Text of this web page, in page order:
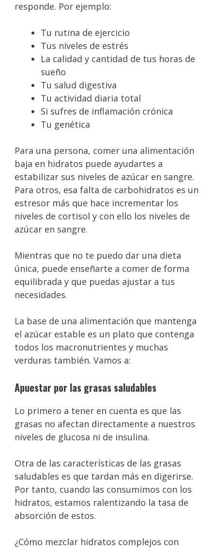
responde. Por ejemplo:
Tu rutina de ejercicio
Tus niveles de estrés
La calidad y cantidad de tus horas de
sueño
Tu salud digestiva
Tu actividad diaria total
Si sufres de inflamación crónica
Tu genética
Para una persona, comer una alimentación
baja en hidratos puede ayudartes a
estabilizar sus niveles de azúcar en sangre.
Para otros, esa falta de carbohidratos es un
estresor más que hace incrementar los
niveles de cortisol y con ello los niveles de
azúcar en sangre.
Mientras que no te puedo dar una dieta
única, puede enseñarte a comer de forma
equilibrada y que puedas ajustar a tus
necesidades.
La base de una alimentación que mantenga
el azúcar estable es un plato que contenga
todos los macronutrientes y muchas
verduras también. Vamos a:
Apuestar por las grasas saludables
Lo primero a tener en cuenta es que las
grasas no afectan directamente a nuestros
niveles de glucosa ni de insulina.
Otra de las características de las grasas
saludables es que tardan más en digerirse.
Por tanto, cuando las consumimos con los
hidratos, estamos ralentizando la tasa de
absorción de estos.
¿Cómo mezclar hidratos complejos con